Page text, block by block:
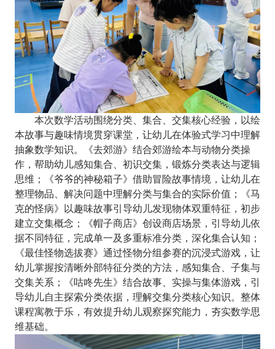
本次数学活动围绕分类、集合、交集核心经验，以绘
本故事与趣味情境贯穿课堂，让幼儿在体验式学习中理解
抽象数学知识。《去郊游》结合郊游绘本与动物分类操
作，帮助幼儿感知集合、初识交集，锻炼分类表达与逻辑
思维；《爷爷的神秘箱子》借助冒险故事情境，让幼儿在
整理物品、解决问题中理解分类与集合的实际价值；《马
克的怪病》以趣味故事引导幼儿发现物体双重特征，初步
建立交集概念；《帽子商店》创设商店场景，引导幼儿依
据不同特征，完成单一及多重标准分类，深化集合认知；
《最佳怪物选拔赛》通过怪物分组参赛的沉浸式游戏，让
幼儿掌握按清晰外部特征分类的方法，感知集合、子集与
交集关系；《咕咚先生》结合故事、实操与集体游戏，引
导幼儿自主探索分类依据，理解交集分类核心知识。整体
课程寓教于乐，有效提升幼儿观察探究能力，夯实数学思
维基础。